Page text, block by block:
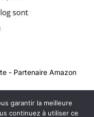
- Partenaire Amazon
garantir la meilleure
continuez à utiliser ce